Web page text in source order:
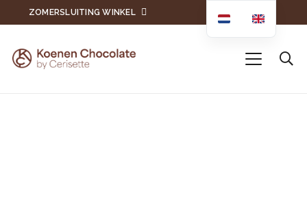
ZOMERSLUITING WINKEL